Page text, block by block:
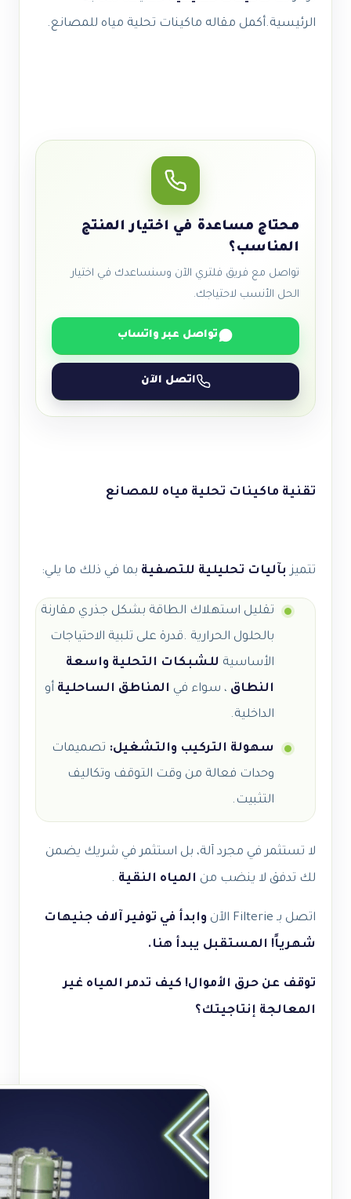
الرئيسية.أكمل مقاله ماكينات تحلية مياه للمصانع.
محتاج مساعدة في اختيار المنتج
المناسب؟
تواصل مع فريق فلتري الآن وسنساعدك في اختيار
الحل الأنسب لاحتياجك.
تواصل عبر واتساب
اتصل الآن
تقنية ماكينات تحلية مياه للمصانع
تتميز بآليات تحليلية للتصفية بما في ذلك ما يلي:
تقليل استهلاك الطاقة بشكل جذري مقارنة
بالحلول الحرارية .قدرة على تلبية الاحتياجات
الأساسية للشبكات التحلية واسعة
النطاق ، سواء في المناطق الساحلية أو
الداخلية.
سهولة التركيب والتشغيل: تصميمات
وحدات فعالة من وقت التوقف وتكاليف
التثبيت.
لا تستثمر في مجرد آلة، بل استثمر في شريك يضمن
لك تدفق لا ينضب من المياه النقية .
اتصل بـ Filterie الآن
وابدأ في توفير آلاف جنيهات
شهرياً! المستقبل يبدأ هنا.
توقف عن حرق الأموال! كيف تدمر المياه غير
المعالجة إنتاجيتك؟